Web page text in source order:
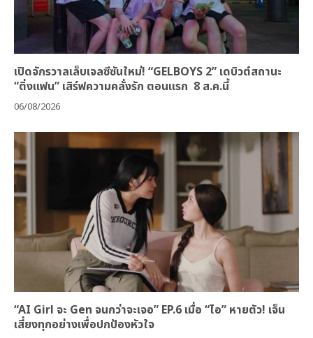
เปิดจักรวาลเล็บเจลซีซันใหม่! “GELBOYS 2” เดบิวต์สถานะ
“ติ่งแฟน” เสิร์ฟความคลั่งรัก ตอนแรก 8 ส.ค.นี้
06/08/2026
“AI Girl จะ Gen จนกว่าจะเจอ” EP.6 เมื่อ “ไอ” หายตัว! เจ็น
เสี่ยงทุกอย่างเพื่อปกป้องหัวใจ